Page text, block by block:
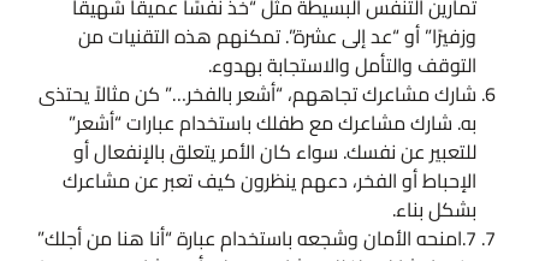
تمارين التنفس البسيطة مثل “خذ نفسًا عميقًا شهيقًا
وزفيرًا” أو “عد إلى عشرة”. تمكنهم هذه التقنيات من
التوقف والتأمل والاستجابة بهدوء.
شارك مشاعرك تجاههم، “أشعر بالفخر…” كن مثالاً يحتذى
به. شارك مشاعرك مع طفلك باستخدام عبارات “أشعر”
للتعبير عن نفسك. سواء كان الأمر يتعلق بالإنفعال أو
الإحباط أو الفخر، دعهم ينظرون كيف تعبر عن مشاعرك
بشكل بناء.
7.امنحه الأمان وشجعه باستخدام عبارة “أنا هنا من أجلك”